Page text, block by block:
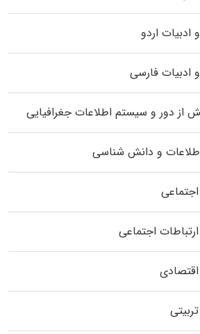
ادبیات اردو
ادبیات فارسی
از دور و سیستم اطلاعات جغرافیایی
و دانش شناسی
اجتماعی